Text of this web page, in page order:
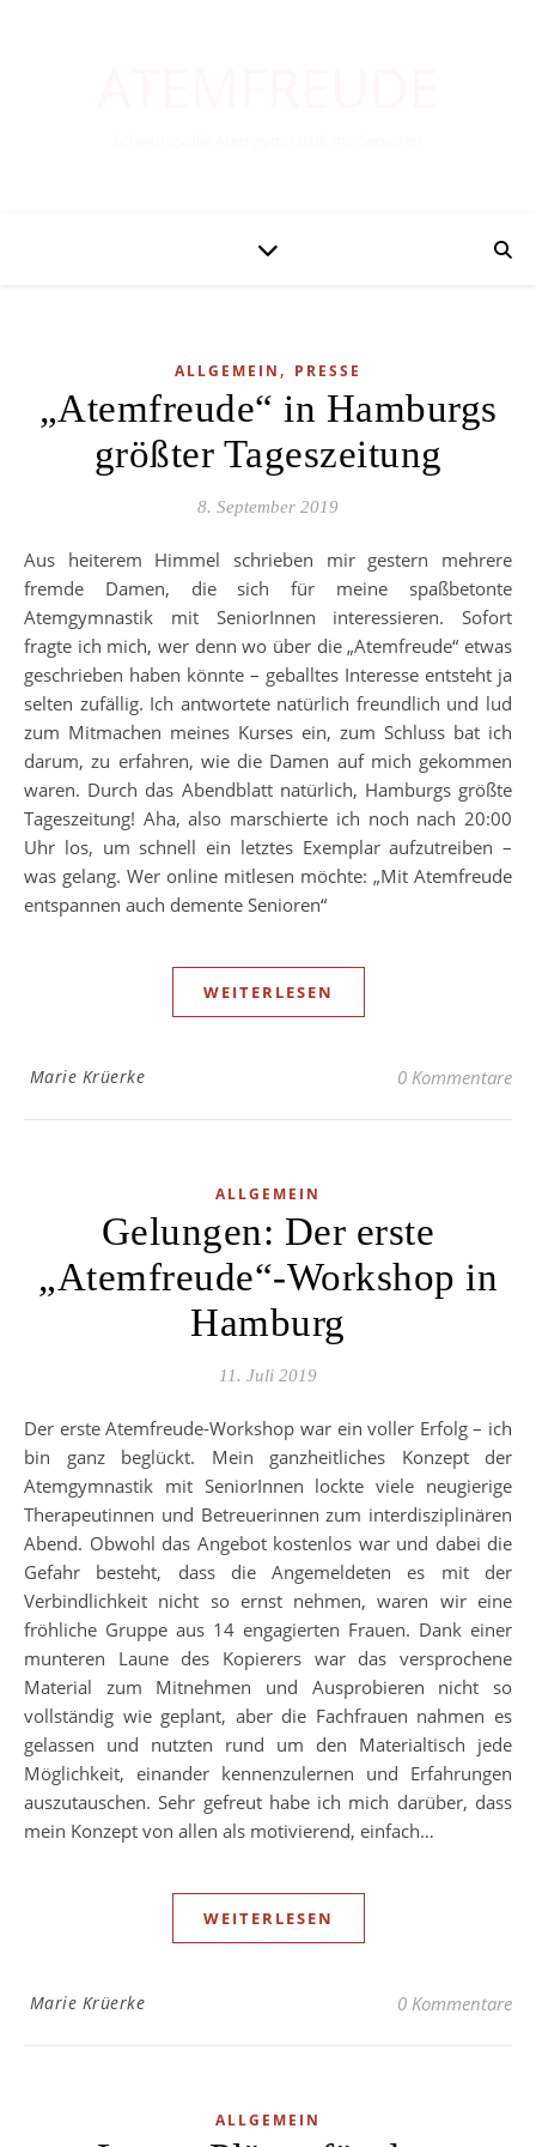
ALLGEMEIN , PRESSE
„Atemfreude“ in Hamburgs
größter Tageszeitung
8. September 2019
Aus heiterem Himmel schrieben mir gestern mehrere
fremde Damen, die sich für meine spaßbetonte
Atemgymnastik mit SeniorInnen interessieren. Sofort
fragte ich mich, wer denn wo über die „Atemfreude“ etwas
geschrieben haben könnte – geballtes Interesse entsteht ja
selten zufällig. Ich antwortete natürlich freundlich und lud
zum Mitmachen meines Kurses ein, zum Schluss bat ich
darum, zu erfahren, wie die Damen auf mich gekommen
waren. Durch das Abendblatt natürlich, Hamburgs größte
Tageszeitung! Aha, also marschierte ich noch nach 20:00
Uhr los, um schnell ein letztes Exemplar aufzutreiben –
was gelang. Wer online mitlesen möchte: „Mit Atemfreude
entspannen auch demente Senioren“
WEITERLESEN
Marie Krüerke 0 Kommentare
ALLGEMEIN
Gelungen: Der erste
„Atemfreude“-Workshop in
Hamburg
11. Juli 2019
Der erste Atemfreude-Workshop war ein voller Erfolg – ich
bin ganz beglückt. Mein ganzheitliches Konzept der
Atemgymnastik mit SeniorInnen lockte viele neugierige
Therapeutinnen und Betreuerinnen zum interdisziplinären
Abend. Obwohl das Angebot kostenlos war und dabei die
Gefahr besteht, dass die Angemeldeten es mit der
Verbindlichkeit nicht so ernst nehmen, waren wir eine
fröhliche Gruppe aus 14 engagierten Frauen. Dank einer
munteren Laune des Kopierers war das versprochene
Material zum Mitnehmen und Ausprobieren nicht so
vollständig wie geplant, aber die Fachfrauen nahmen es
gelassen und nutzten rund um den Materialtisch jede
Möglichkeit, einander kennenzulernen und Erfahrungen
auszutauschen. Sehr gefreut habe ich mich darüber, dass
mein Konzept von allen als motivierend, einfach…
WEITERLESEN
Marie Krüerke 0 Kommentare
ALLGEMEIN